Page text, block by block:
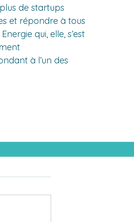
de startups
et répondre à tous
qui, elle, s’est
à l’un des